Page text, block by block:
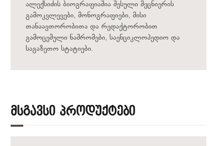
ალექსიძის ბიოგრაფიაშია შესული მეცნიერის
გამოკვლევები, მონოგრაფიები, მისი
თანაავთორობითა და რედაქტორობით
გამოცემული ნაშრომები, საენციკლოპედიო და
საგაზეთო სტატიები.
Მსგავსი Პროდუქტები